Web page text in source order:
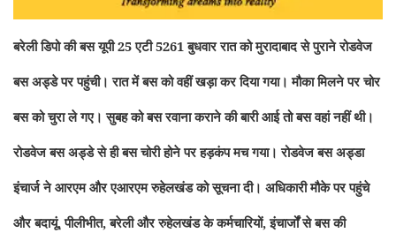
बरेली डिपो की बस यूपी 25 एटी 5261 बुधवार रात को मुरादाबाद से पुराने रोडवेज
बस अड्डे पर पहुंची। रात में बस को वहीं खड़ा कर दिया गया। मौका मिलने पर चोर
बस को चुरा ले गए। सुबह को बस रवाना कराने की बारी आई तो बस वहां नहीं थी।
रोडवेज बस अड्डे से ही बस चोरी होने पर हड़कंप मच गया। रोडवेज बस अड्डा
इंचार्ज ने आरएम और एआरएम रुहेलखंड को सूचना दी। अधिकारी मौके पर पहुंचे
और बदायूं, पीलीभीत, बरेली और रुहेलखंड के कर्मचारियों, इंचार्जों से बस की